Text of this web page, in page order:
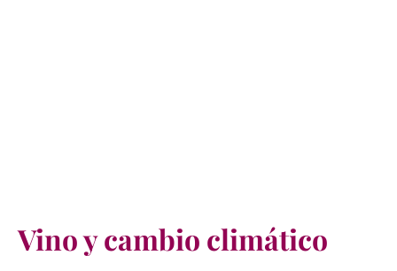
Vino y cambio climático